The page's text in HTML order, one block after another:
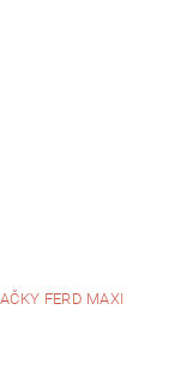
FERD MAXI